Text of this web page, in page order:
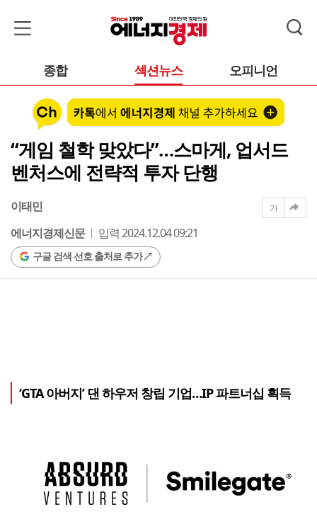
종합 섹션뉴스 오피니언
“게임 철학 맞았다”…스마게, 업서드
벤처스에 전략적 투자 단행
이태민
에너지경제신문
입력 2024.12.04 09:21
구글 검색 선호 출처로 추가
가
‘GTA 아버지’ 댄 하우저 창립 기업…IP 파트너십 획득